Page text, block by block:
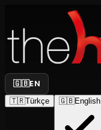
🇬🇧EN
🇹🇷Türkçe 🇬🇧English